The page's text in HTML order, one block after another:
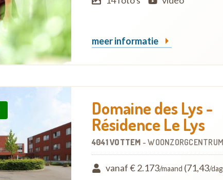
meer informatie
Domaine des Lys -
Résidence Le Lys
4041 VOTTEM -
vanaf € 2.173/maand (71,43/dag